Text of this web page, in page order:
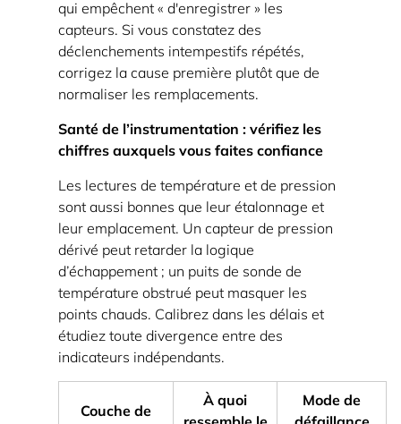
qui empêchent « d'enregistrer » les
capteurs. Si vous constatez des
déclenchements intempestifs répétés,
corrigez la cause première plutôt que de
normaliser les remplacements.
Santé de l’instrumentation : vérifiez les
chiffres auxquels vous faites confiance
Les lectures de température et de pression
sont aussi bonnes que leur étalonnage et
leur emplacement. Un capteur de pression
dérivé peut retarder la logique
d’échappement ; un puits de sonde de
température obstrué peut masquer les
points chauds. Calibrez dans les délais et
étudiez toute divergence entre des
indicateurs indépendants.
Couche de
À quoi
Mode de